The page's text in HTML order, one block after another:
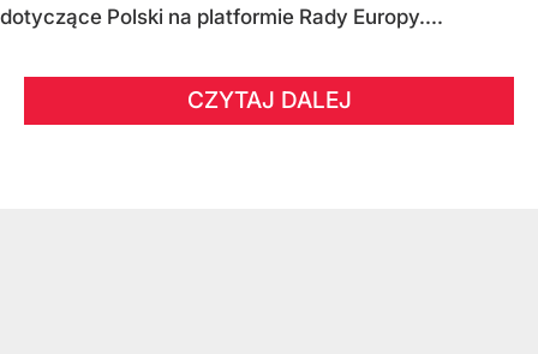
dotyczące Polski na platformie Rady Europy....
CZYTAJ DALEJ